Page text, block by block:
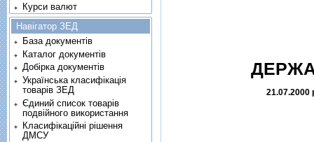
21.07.2000
Курси валют
Навігатор ЗЕД
База документів
Каталог документів
Добірка документів
Українська класифікація
товарів ЗЕД
Єдиний список товарів
подвійного використання
Класифікаційні рішення
ДМСУ